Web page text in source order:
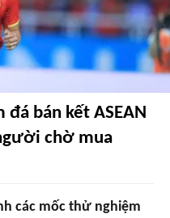
bán kết ASEAN
chờ mua
các mốc thử nghiệm